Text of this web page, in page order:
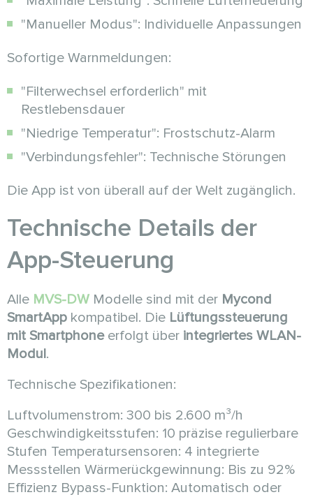
"Manueller Modus": Individuelle Anpassungen
Sofortige Warnmeldungen:
"Filterwechsel erforderlich" mit
Restlebensdauer
"Niedrige Temperatur": Frostschutz-Alarm
"Verbindungsfehler": Technische Störungen
Die App ist von überall auf der Welt zugänglich.
Technische Details der
App-Steuerung
Alle MVS-DW Modelle sind mit der Mycond
SmartApp kompatibel. Die Lüftungssteuerung
mit Smartphoneerfolgt über integriertes WLAN-
Modul.
Technische Spezifikationen:
Luftvolumenstrom: 300 bis 2.600 m³/h
Geschwindigkeitsstufen: 10 präzise regulierbare
Stufen Temperatursensoren: 4 integrierte
Messstellen Wärmerückgewinnung: Bis zu 92%
Effizienz Bypass-Funktion: Automatisch oder